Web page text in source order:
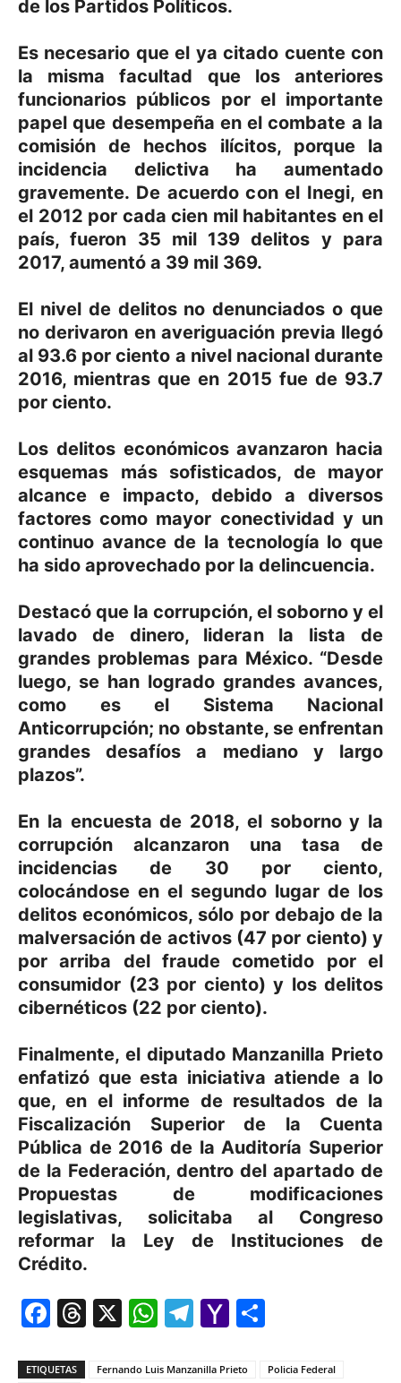
de los Partidos Políticos.
Es necesario que el ya citado cuente con
la misma facultad que los anteriores
funcionarios públicos por el importante
papel que desempeña en el combate a la
comisión de hechos ilícitos, porque la
incidencia delictiva ha aumentado
gravemente. De acuerdo con el Inegi, en
el 2012 por cada cien mil habitantes en el
país, fueron 35 mil 139 delitos y para
2017, aumentó a 39 mil 369.
El nivel de delitos no denunciados o que
no derivaron en averiguación previa llegó
al 93.6 por ciento a nivel nacional durante
2016, mientras que en 2015 fue de 93.7
por ciento.
Los delitos económicos avanzaron hacia
esquemas más sofisticados, de mayor
alcance e impacto, debido a diversos
factores como mayor conectividad y un
continuo avance de la tecnología lo que
ha sido aprovechado por la delincuencia.
Destacó que la corrupción, el soborno y el
lavado de dinero, lideran la lista de
grandes problemas para México. “Desde
luego, se han logrado grandes avances,
como es el Sistema Nacional
Anticorrupción; no obstante, se enfrentan
grandes desafíos a mediano y largo
plazos”.
En la encuesta de 2018, el soborno y la
corrupción alcanzaron una tasa de
incidencias de 30 por ciento,
colocándose en el segundo lugar de los
delitos económicos, sólo por debajo de la
malversación de activos (47 por ciento) y
por arriba del fraude cometido por el
consumidor (23 por ciento) y los delitos
cibernéticos (22 por ciento).
Finalmente, el diputado Manzanilla Prieto
enfatizó que esta iniciativa atiende a lo
que, en el informe de resultados de la
Fiscalización Superior de la Cuenta
Pública de 2016 de la Auditoría Superior
de la Federación, dentro del apartado de
Propuestas de modificaciones
legislativas, solicitaba al Congreso
reformar la Ley de Instituciones de
Crédito.
Facebook
Threads
X WhatsApp
Telegram
Yahoo
ETIQUETAS Fernando Luis Manzanilla Prieto
Policia Federal